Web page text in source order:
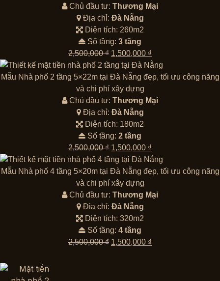
1,500,000 ₫.
Chủ đầu tư: Thương Mại
Địa chỉ: Đà Nẵng
Diện tích: 260m2
Số tầng: 3 tầng
2,500,000₫ Giá
gốc
là:
2,500,000 ₫.
1,500,000 ₫
hiện
tại
1,500,000 ₫.
Mẫu Nhà phố 2 tầng 5×22m tại Đà Nẵng đẹp, tối ưu công năng
và chi phí xây dựng
Chủ đầu tư: Thương Mại
Địa chỉ: Đà Nẵng
Diện tích: 180m2
Số tầng: 2 tầng
2,500,000₫ Giá
gốc
là:
2,500,000 ₫.
1,500,000 ₫
hiện
tại
1,500,000 ₫.
Mẫu Nhà phố 4 tầng 5×20m tại Đà Nẵng đẹp, tối ưu công năng
và chi phí xây dựng
Chủ đầu tư: Thương Mại
Địa chỉ: Đà Nẵng
Diện tích: 320m2
Số tầng: 4 tầng
2,500,000₫ Giá
1,500,000 ₫